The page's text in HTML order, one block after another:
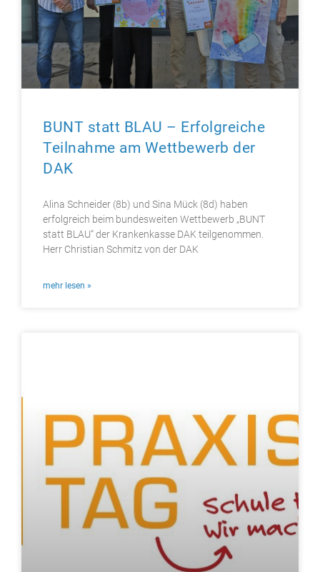
BUNT statt BLAU – Erfolgreiche
Teilnahme am Wettbewerb der
DAK
Alina Schneider (8b) und Sina Mück (8d) haben
erfolgreich beim bundesweiten Wettbewerb „BUNT
statt BLAU“ der Krankenkasse DAK teilgenommen.
Herr Christian Schmitz von der DAK
mehr lesen »